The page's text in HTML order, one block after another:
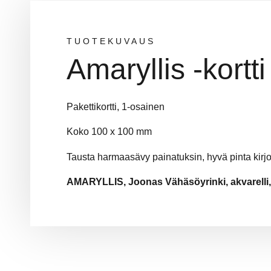
TUOTEKUVAUS
Amaryllis -kortti
Pakettikortti, 1-osainen
Koko 100 x 100 mm
Tausta harmaasävy painatuksin, hyvä pinta
AMARYLLIS, Joonas Vähäsöyrinki,